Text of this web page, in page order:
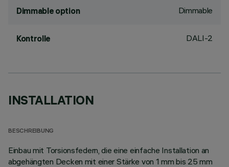
Dimmable option Dimmable
Kontrolle DALI-2
INSTALLATION
BESCHREIBUNG
Einbau mit Torsionsfedern, die eine einfache Installation an
abgehängten Decken mit einer Stärke von 1 mm bis 25 mm